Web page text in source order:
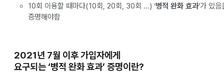
10회 이용할 때마다(10회, 20회, 30회 …) ‘병적 완화 효과‘가 있음
증명해야함
2021년 7월 이후 가입자에게
요구되는 ‘병적 완화 효과’ 증명이란?